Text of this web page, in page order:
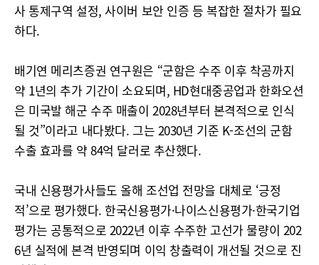
사 통제구역 설정, 사이버 보안 인증 등 복잡한 절차가 필요
하다.
배기연 메리츠증권 연구원은 “군함은 수주 이후 착공까지
약 1년의 추가 기간이 소요되며, HD현대중공업과 한화오션
은 미국발 해군 수주 매출이 2028년부터 본격적으로 인식
될 것”이라고 내다봤다. 그는 2030년 기준 K-조선의 군함
수출 효과를 약 84억 달러로 추산했다.
국내 신용평가사들도 올해 조선업 전망을 대체로 ‘긍정
적’으로 평가했다. 한국신용평가·나이스신용평가·한국기업
평가는 공통적으로 2022년 이후 수주한 고선가 물량이 202
6년 실적에 본격 반영되며 이익 창출력이 개선될 것으로 진